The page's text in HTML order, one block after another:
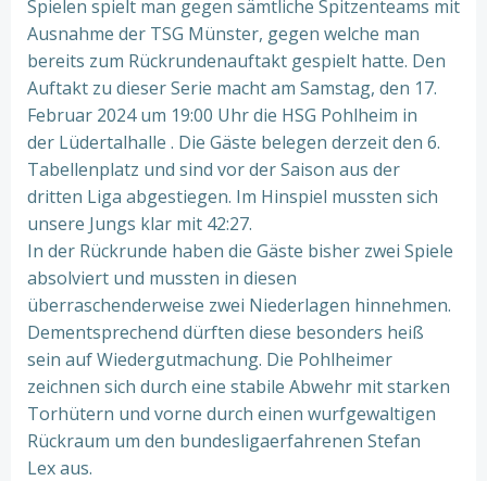
Spielen spielt man gegen sämtliche Spitzenteams mit
Ausnahme der TSG Münster, gegen welche man
bereits zum Rückrundenauftakt gespielt hatte. Den
Auftakt zu dieser Serie macht am Samstag, den 17.
Februar 2024 um 19:00 Uhr die HSG Pohlheim in
der Lüdertalhalle . Die Gäste belegen derzeit den 6.
Tabellenplatz und sind vor der Saison aus der
dritten Liga abgestiegen. Im Hinspiel mussten sich
unsere Jungs klar mit 42:27.
In der Rückrunde haben die Gäste bisher zwei Spiele
absolviert und mussten in diesen
überraschenderweise zwei Niederlagen hinnehmen.
Dementsprechend dürften diese besonders heiß
sein auf Wiedergutmachung. Die Pohlheimer
zeichnen sich durch eine stabile Abwehr mit starken
Torhütern und vorne durch einen wurfgewaltigen
Rückraum um den bundesligaerfahrenen Stefan
Lex aus.